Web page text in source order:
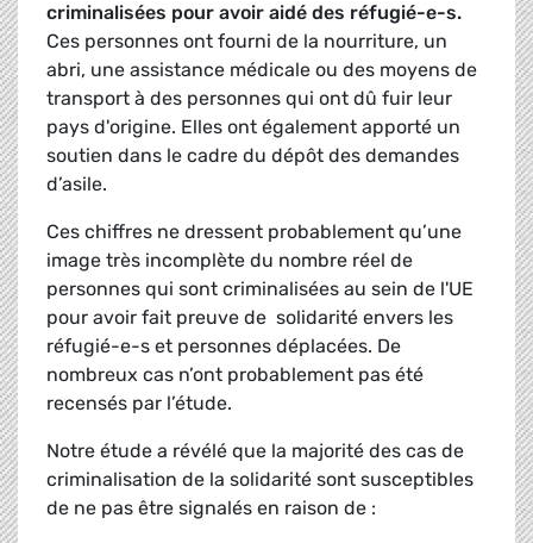
criminalisées pour avoir aidé des réfugié-e-s.
Ces personnes ont fourni de la nourriture, un
abri, une assistance médicale ou des moyens de
transport à des personnes qui ont dû fuir leur
pays d'origine. Elles ont également apporté un
soutien dans le cadre du dépôt des demandes
d’asile.
Ces chiffres ne dressent probablement qu’une
image très incomplète du nombre réel de
personnes qui sont criminalisées au sein de l'UE
pour avoir fait preuve de solidarité envers les
réfugié-e-s et personnes déplacées. De
nombreux cas n’ont probablement pas été
recensés par l’étude.
Notre étude a révélé que la majorité des cas de
criminalisation de la solidarité sont susceptibles
de ne pas être signalés en raison de :